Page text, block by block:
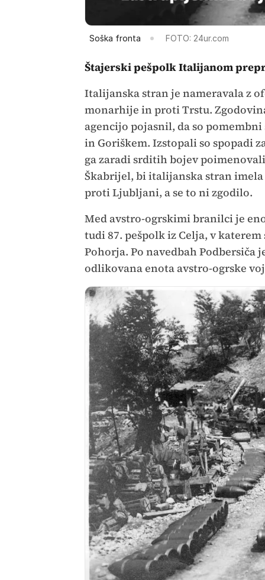
Soška fronta FOTO: 24ur.com
Štajerski pešpolk Italijanom
Italijanska stran je nameravala z
monarhije in proti Trstu.
agencijo pojasnil, da so
in Goriškem. Izstopali so spopadi
ga zaradi srditih bojev
Škabrijel, bi italijanska stran
proti Ljubljani, a se to ni zgodilo.
Med avstro-ogrskimi branilci je
tudi 87. pešpolk iz Celja, v
Pohorja. Po navedbah
odlikovana enota avstro-ogrske